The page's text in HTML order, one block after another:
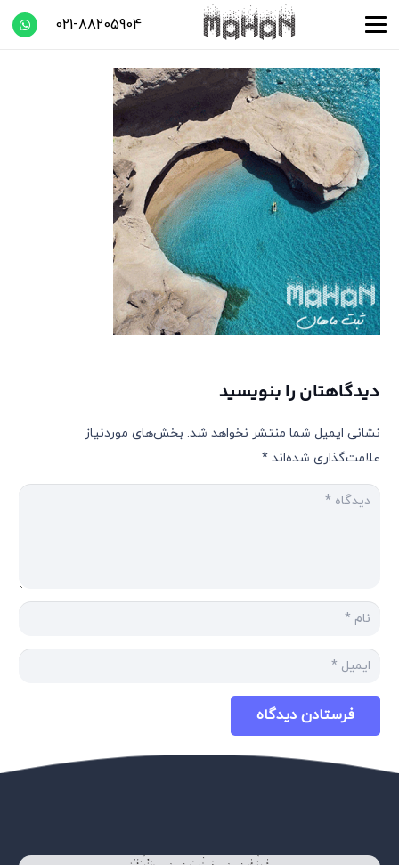
021-88205904
دیدگاهتان را بنویسید
نشانی ایمیل شما منتشر نخواهد شد. بخش‌های موردنیاز
علامت‌گذاری شده‌اند *
فرستادن دیدگاه